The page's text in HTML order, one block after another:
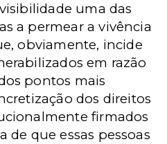
uma das
a permear a vivência
obviamente, incide
em razão
pontos mais
dos direitos
firmados
de que essas pessoas